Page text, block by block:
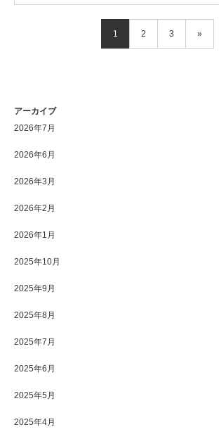
1 2 3 »
アーカイブ
2026年7月
2026年6月
2026年3月
2026年2月
2026年1月
2025年10月
2025年9月
2025年8月
2025年7月
2025年6月
2025年5月
2025年4月